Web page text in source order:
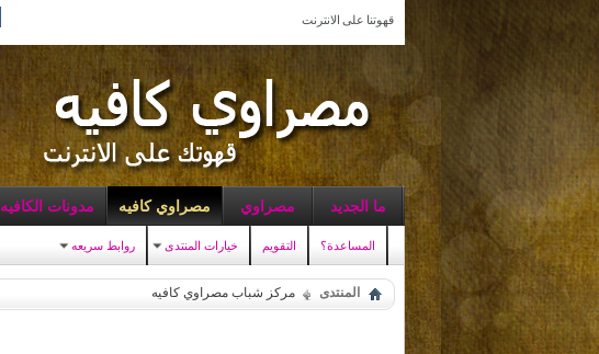
قهوتنا على الانترنت
ما الجديد مصراوي مصراوي كافيه
المساعدة؟ التقويم خيارات المنتدى روابط سريعه
مدونات الكافيه
المنتدى مركز شباب مصراوي كافيه